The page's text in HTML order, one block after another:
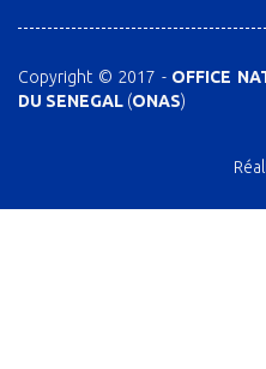
Copyright © 2017 -OFFICE
DU SENEGAL (ONAS)